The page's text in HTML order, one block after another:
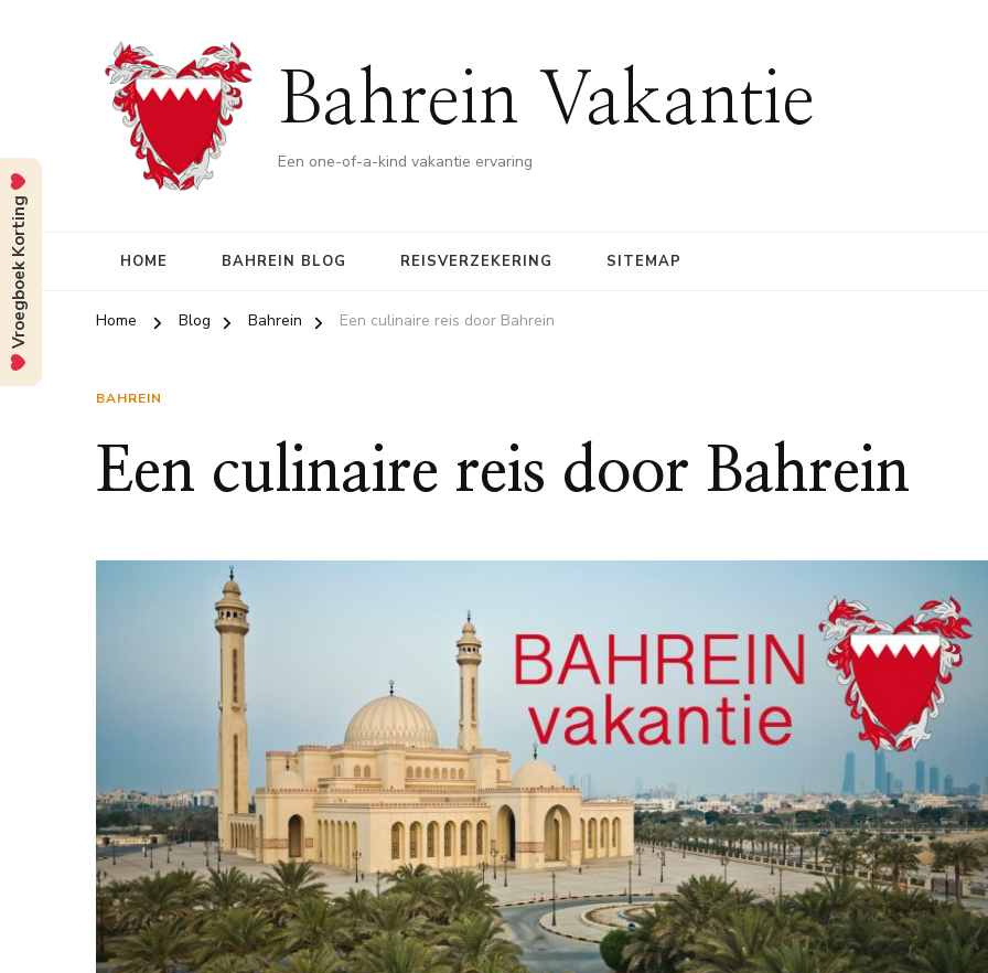
Bahrein Vakantie
Een one-of-a-kind vakantie ervaring
HOME BAHREIN BLOG REISVERZEKERING SITEMAP
Home Blog Bahrein Een culinaire reis door Bahrein
BAHREIN
Een culinaire reis door Bahrein
Vroegboek Korting